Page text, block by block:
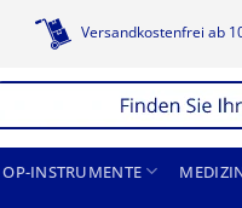
Versandkostenfrei ab
OP-INSTRUMENTE